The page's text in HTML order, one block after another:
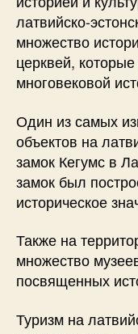
латвийско-
множество
церквей,
многовековой
Один из самых
объектов на
замок Кегумс в
замок был
историческое
Также на
множество
посвященных
Туризм на